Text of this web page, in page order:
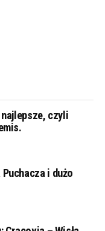
najlepsze, czyli
i dużo